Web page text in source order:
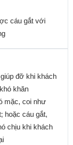
cáu gắt với
đỡ khi khách
khăn
mặc, coi như
hoặc cáu gắt,
chịu khi khách